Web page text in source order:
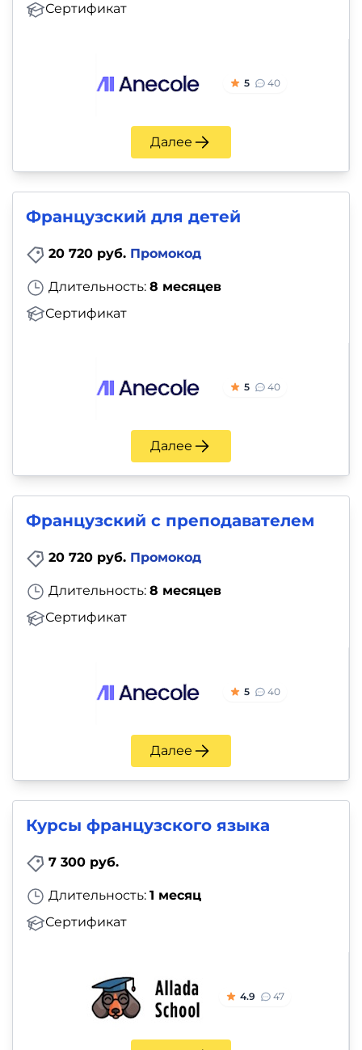
Сертификат
5 40
Далее
Французский для детей
20 720 руб. Промокод
Длительность: 8 месяцев
Сертификат
5 40
Далее
Французский с преподавателем
20 720 руб. Промокод
Длительность: 8 месяцев
Сертификат
5 40
Далее
Курсы французского языка
7 300 руб.
Длительность: 1 месяц
Сертификат
4.9 47